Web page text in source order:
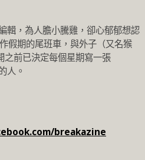
，為人膽小騰雞，卻心郁郁想認
假期的尾班車，與外子（又名猴
之前已決定每個星期寫一張
人。
breakazine